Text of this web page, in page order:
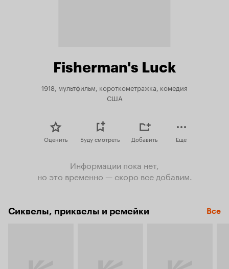
Fisherman's Luck
1918, мультфильм, короткометражка, комедия
США
Оценить Буду смотреть Добавить Еще
Информации пока нет,
но это временно — скоро все добавим.
Сиквелы, приквелы и ремейки Все